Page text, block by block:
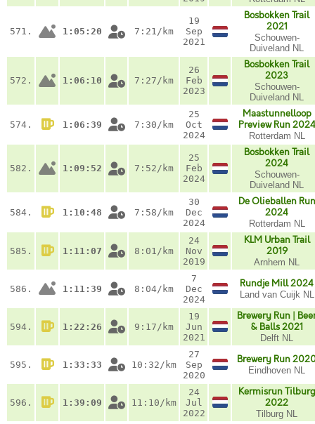
571. 1:05:20 7:21/km
19
Sep
2021
Bosbokken Trail
2021
Schouwen-
Duiveland NL
572. 1:06:10 7:27/km
26
Feb
2023
Bosbokken Trail
2023
Schouwen-
Duiveland NL
574. 1:06:39 7:30/km
25
Oct
2024
Maastunnelloop
Preview Run 2024
Rotterdam NL
582. 1:09:52 7:52/km
25
Feb
2024
Bosbokken Trail
2024
Schouwen-
Duiveland NL
584. 1:10:48 7:58/km
30
Dec
2024
De Olieballen Run
2024
Rotterdam NL
585. 1:11:07 8:01/km
24
Nov
2019
KLM Urban Trail
2019
Arnhem NL
586. 1:11:39 8:04/km
7
Dec
2024
Rundje Mill 2024
Land van Cuijk NL
594. 1:22:26 9:17/km
19
Jun
2021
Brewery Run |
& Balls 2021
Delft NL
595. 1:33:33 10:32/km
27
Sep
2020
Brewery Run
Eindhoven NL
596. 1:39:09 11:10/km
24
Jul
2022
Kermisrun Tilburg
2022
Tilburg NL